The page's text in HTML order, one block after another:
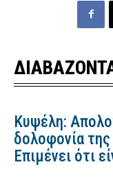
Κυψέλη:
δολοφονία
Επιμένει ότι